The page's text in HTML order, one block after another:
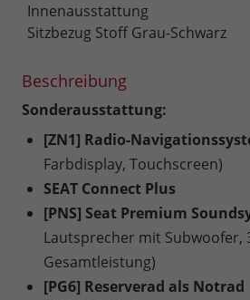
Innenausstattung
Sitzbezug Stoff Grau-Schwarz
Beschreibung
Sonderausstattung:
[ZN1] Radio-
Farbdisplay, Touchscreen)
SEAT Connect Plus
[PNS] Seat Premium
Lautsprecher mit Subwoofer,
Gesamtleistung)
[PG6] Reserverad als Notrad